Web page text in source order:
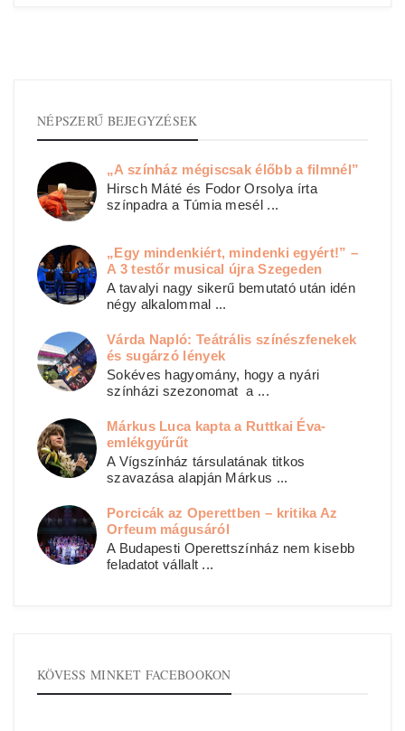
NÉPSZERŰ BEJEGYZÉSEK
„A színház mégiscsak élőbb a filmnél”
Hirsch Máté és Fodor Orsolya írta
színpadra a Túmia mesél ...
„Egy mindenkiért, mindenki egyért!” –
A 3 testőr musical újra Szegeden
A tavalyi nagy sikerű bemutató után idén
négy alkalommal ...
Várda Napló: Teátrális színészfenekek
és sugárzó lények
Sokéves hagyomány, hogy a nyári
színházi szezonomat a ...
Márkus Luca kapta a Ruttkai Éva-
emlékgyűrűt
A Vígszínház társulatának titkos
szavazása alapján Márkus ...
Porcicák az Operettben – kritika Az
Orfeum mágusáról
A Budapesti Operettszínház nem kisebb
feladatot vállalt ...
KÖVESS MINKET FACEBOOKON